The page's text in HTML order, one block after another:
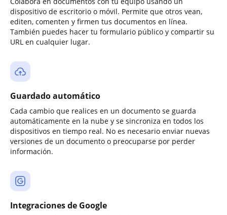
dispositivo de escritorio o móvil. Permite que otros vean,
editen, comenten y firmen tus documentos en línea.
También puedes hacer tu formulario público y compartir su
URL en cualquier lugar.
Guardado automático
Cada cambio que realices en un documento se guarda
automáticamente en la nube y se sincroniza en todos los
dispositivos en tiempo real. No es necesario enviar nuevas
versiones de un documento o preocuparse por perder
información.
Integraciones de Google